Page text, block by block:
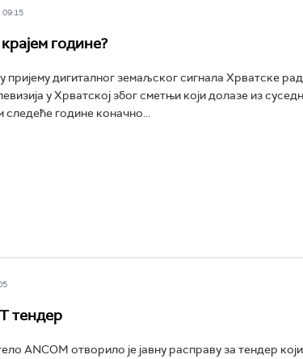
године?
дигиталног земаљског сигнала Хрватске
у Хрватској због сметњи који долазе из
следеће године коначно...
тендер
ANCOM отворило је јавну расправу за тендер